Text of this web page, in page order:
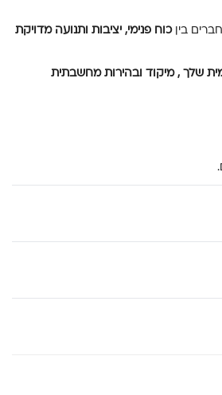
ביןכוח פנימי, יציבות ותנועה מדויקת
שלך , מיקוד ובהירותמחשבתית